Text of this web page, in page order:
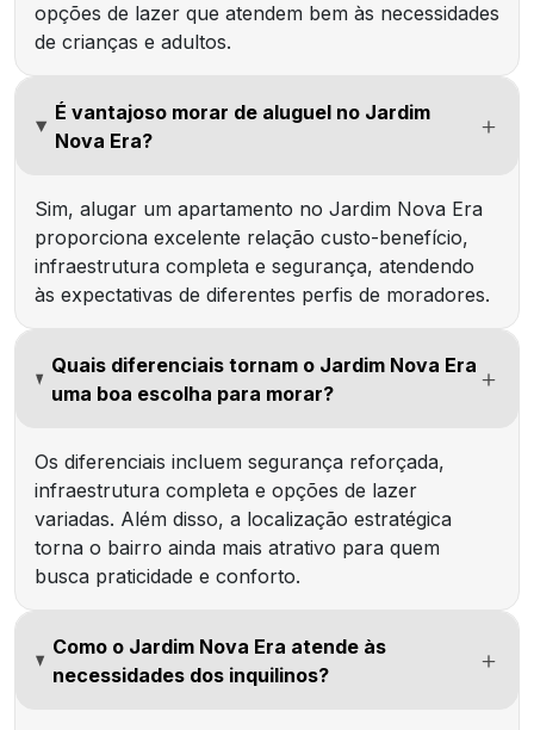
opções de lazer que atendem bem às necessidades
de crianças e adultos.
É vantajoso morar de aluguel no Jardim
Nova Era?
Sim, alugar um apartamento no Jardim Nova Era
proporciona excelente relação custo-benefício,
infraestrutura completa e segurança, atendendo
às expectativas de diferentes perfis de moradores.
Quais diferenciais tornam o Jardim Nova Era
uma boa escolha para morar?
Os diferenciais incluem segurança reforçada,
infraestrutura completa e opções de lazer
variadas. Além disso, a localização estratégica
torna o bairro ainda mais atrativo para quem
busca praticidade e conforto.
Como o Jardim Nova Era atende às
necessidades dos inquilinos?